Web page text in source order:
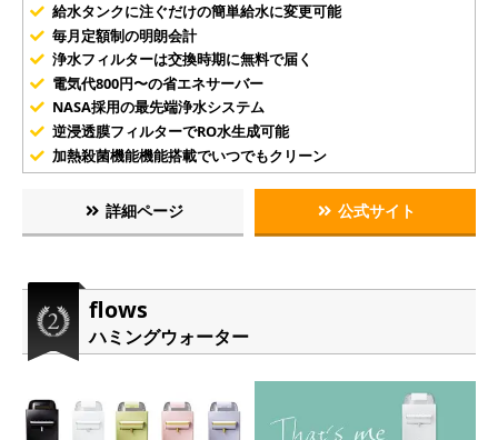
給水タンクに注ぐだけの簡単給水に変更可能
毎月定額制の明朗会計
浄水フィルターは交換時期に無料で届く
電気代800円〜の省エネサーバー
NASA採用の最先端浄水システム
逆浸透膜フィルターでRO水生成可能
加熱殺菌機能機能搭載でいつでもクリーン
詳細ページ 公式サイト
flows
ハミングウォーター